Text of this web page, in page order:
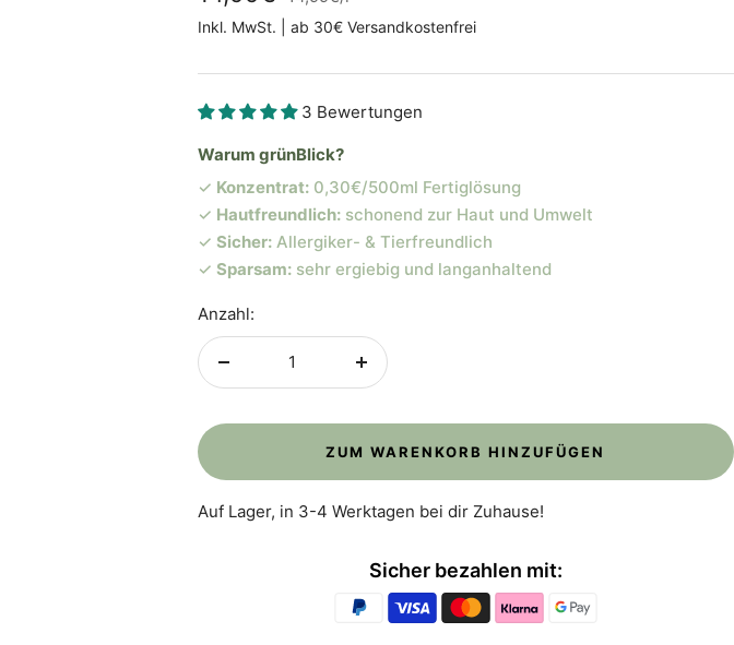
Inkl. MwSt. | ab 30€ Versandkostenfrei
3 Bewertungen
Warum grünBlick?
✓ Konzentrat:0,30€/500ml Fertiglösung
✓ Hautfreundlich:schonend zur Haut und Umwelt
✓ Sicher:Allergiker- & Tierfreundlich
✓ Sparsam:sehr ergiebig und langanhaltend
Anzahl:
Menge
ZUM WARENKORB HINZUFÜGEN
Auf Lager, in 3-4 Werktagen bei dir Zuhause!
Sicher bezahlen mit: